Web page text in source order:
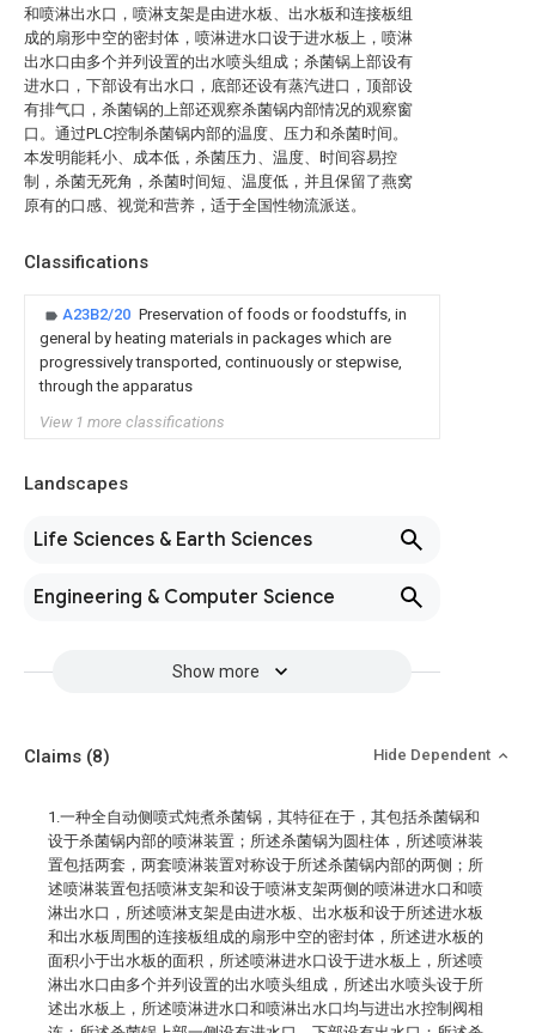
和喷淋出水口，喷淋支架是由进水板、出水板和连接板组
成的扇形中空的密封体，喷淋进水口设于进水板上，喷淋
出水口由多个并列设置的出水喷头组成；杀菌锅上部设有
进水口，下部设有出水口，底部还设有蒸汽进口，顶部设
有排气口，杀菌锅的上部还观察杀菌锅内部情况的观察窗
口。通过PLC控制杀菌锅内部的温度、压力和杀菌时间。
本发明能耗小、成本低，杀菌压力、温度、时间容易控
制，杀菌无死角，杀菌时间短、温度低，并且保留了燕窝
原有的口感、视觉和营养，适于全国性物流派送。
Classifications
A23B2/20 Preservation of foods or foodstuffs, in
general by heating materials in packages which are
progressively transported, continuously or stepwise,
through the apparatus
View 1 more classifications
Landscapes
Life Sciences & Earth Sciences
Engineering & Computer Science
Show more
Claims (8) Hide Dependent
1.一种全自动侧喷式炖煮杀菌锅，其特征在于，其包括杀菌锅和
设于杀菌锅内部的喷淋装置；所述杀菌锅为圆柱体，所述喷淋装
置包括两套，两套喷淋装置对称设于所述杀菌锅内部的两侧；所
述喷淋装置包括喷淋支架和设于喷淋支架两侧的喷淋进水口和喷
淋出水口，所述喷淋支架是由进水板、出水板和设于所述进水板
和出水板周围的连接板组成的扇形中空的密封体，所述进水板的
面积小于出水板的面积，所述喷淋进水口设于进水板上，所述喷
淋出水口由多个并列设置的出水喷头组成，所述出水喷头设于所
述出水板上，所述喷淋进水口和喷淋出水口均与进出水控制阀相